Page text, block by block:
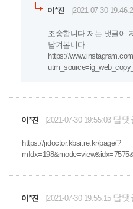
이*진 2021-07-30
조송합니다 저는 댓글이
남겨봅니다
https://
이*진 2021-07-30 19:55:03 답댓
https://jrdoctor.kbsi.re.kr/page/?
이*진 2021-07-30 19:55:15 답댓